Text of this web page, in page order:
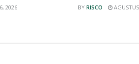
2026 BY RISCO